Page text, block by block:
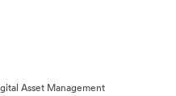
Asset Management